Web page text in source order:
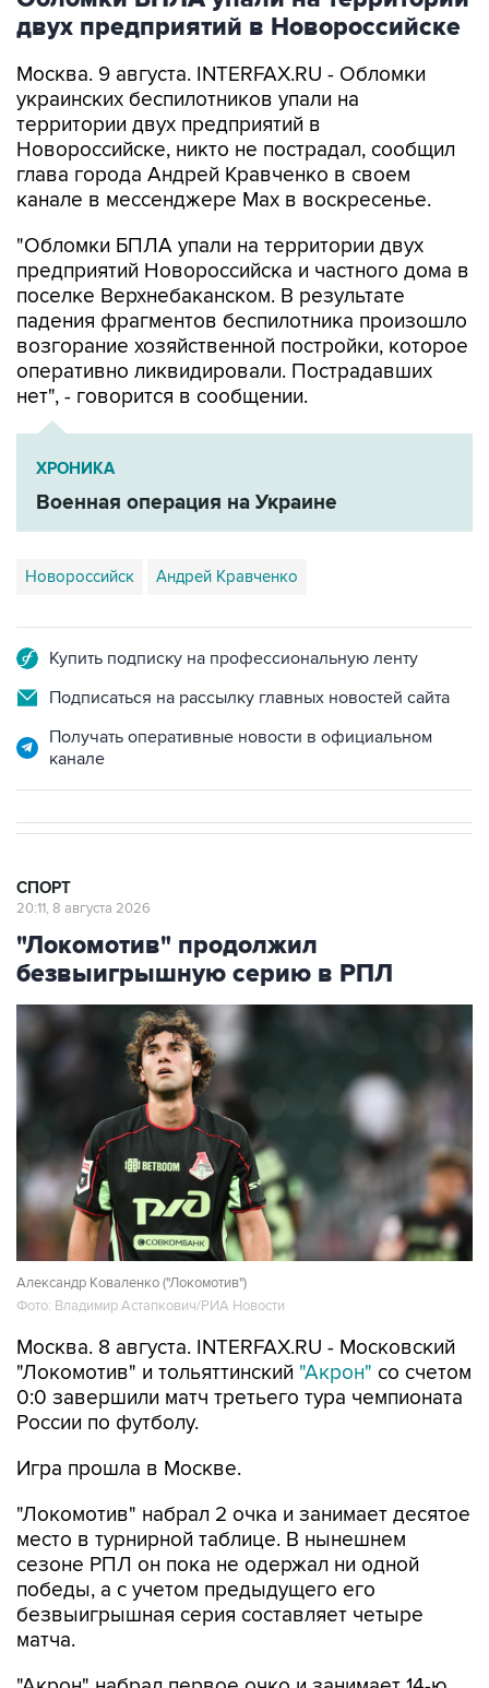
Москва. 9 августа. INTERFAX.RU - Обломки
территории двух предприятий в
Новороссийске, никто не пострадал, сообщил
глава города Андрей Кравченко в своем
канале в мессенджере Max в воскресенье.
"Обломки БПЛА упали на территории двух
поселке Верхнебаканском. В результате
падения фрагментов беспилотника произошло
возгорание хозяйственной постройки, которое
оперативно ликвидировали. Пострадавших
нет", - говорится в сообщении.
ХРОНИКА
Военная операция на Украине
Новороссийск Андрей Кравченко
Подписаться на рассылку главных новостей сайта
Получать оперативные новости в официальном
"Локомотив" продолжил
безвыигрышную серию в РПЛ
Александр Коваленко ("Локомотив")
Фото: Владимир Астапкович/РИА Новости
Москва. 8 августа. INTERFAX.RU - Московский
0:0 завершили матч третьего тура чемпионата
России по футболу.
Игра прошла в Москве.
"Локомотив" набрал 2 очка и занимает десятое
сезоне РПЛ он пока не одержал ни одной
победы, а с учетом предыдущего его
безвыигрышная серия составляет четыре
матча.
"Акрон" набрал первое очко и занимает 14-ю